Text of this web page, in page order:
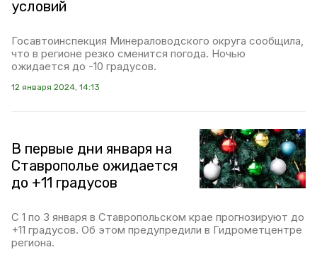
условий
Госавтоинспекция Минераловодского округа сообщила,
что в регионе резко сменится погода. Ночью
ожидается до -10 градусов.
12 января 2024, 14:13
В первые дни января на
Ставрополье ожидается
до +11 градусов
С 1 по 3 января в Ставропольском крае прогнозируют до
+11 градусов. Об этом предупредили в Гидрометцентре
региона.